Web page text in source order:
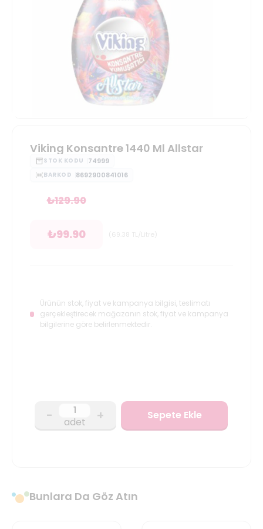
Viking Konsantre 1440 Ml Allstar
STOK KODU 74999
BARKOD 8692900841016
₺129.90
₺99.90
Ürünün stok, fiyat ve kampanya bilgisi, teslimatı
gerçekleştirecek mağazanın stok, fiyat ve kampanya
bilgilerine göre belirlenmektedir.
- adet + Sepete Ekle
Bunlara Da Göz Atın